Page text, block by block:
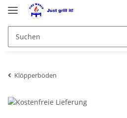
Klöpperböden